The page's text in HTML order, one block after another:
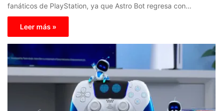
fanáticos de PlayStation, ya que Astro Bot regresa con…
Leer más »